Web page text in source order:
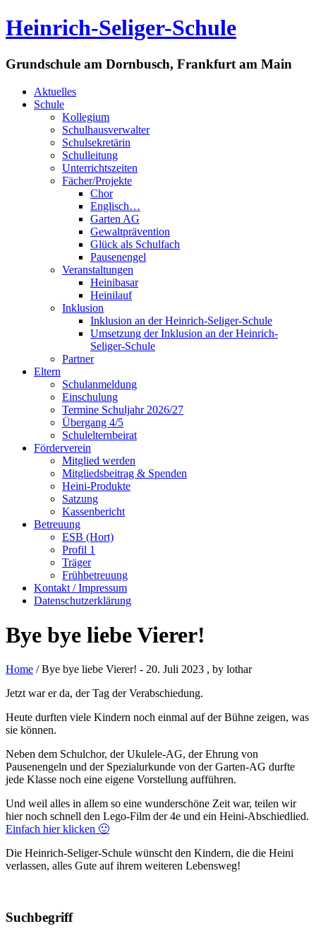
Heinrich-Seliger-Schule
Grundschule am Dornbusch, Frankfurt am Main
Aktuelles
Schule
Kollegium
Schulhausverwalter
Schulsekretärin
Schulleitung
Unterrichtszeiten
Fächer/Projekte
Chor
Englisch…
Garten AG
Gewaltprävention
Glück als Schulfach
Pausenengel
Veranstaltungen
Heinibasar
Heinilauf
Inklusion
Inklusion an der Heinrich-Seliger-Schule
Umsetzung der Inklusion an der Heinrich-
Seliger-Schule
Partner
Eltern
Schulanmeldung
Einschulung
Termine Schuljahr 2026/27
Übergang 4/5
Schulelternbeirat
Förderverein
Mitglied werden
Mitgliedsbeitrag & Spenden
Heini-Produkte
Satzung
Kassenbericht
Betreuung
ESB (Hort)
Profil 1
Träger
Frühbetreuung
Kontakt / Impressum
Datenschutzerklärung
Bye bye liebe Vierer!
Home / Bye bye liebe Vierer! - 20. Juli 2023 , by lothar
Jetzt war er da, der Tag der Verabschiedung.
Heute durften viele Kindern noch einmal auf der Bühne zeigen, was
sie können.
Neben dem Schulchor, der Ukulele-AG, der Ehrung von
Pausenengeln und der Spezialurkunde von der Garten-AG durfte
jede Klasse noch eine eigene Vorstellung aufführen.
Und weil alles in allem so eine wunderschöne Zeit war, teilen wir
hier noch schnell den Lego-Film der 4e und ein Heini-Abschiedlied.
Einfach hier klicken 🙂
Die Heinrich-Seliger-Schule wünscht den Kindern, die die Heini
verlassen, alles Gute auf ihrem weiteren Lebensweg!
Suchbegriff